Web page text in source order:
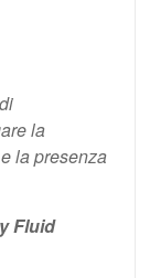
la
la presenza
Fluid